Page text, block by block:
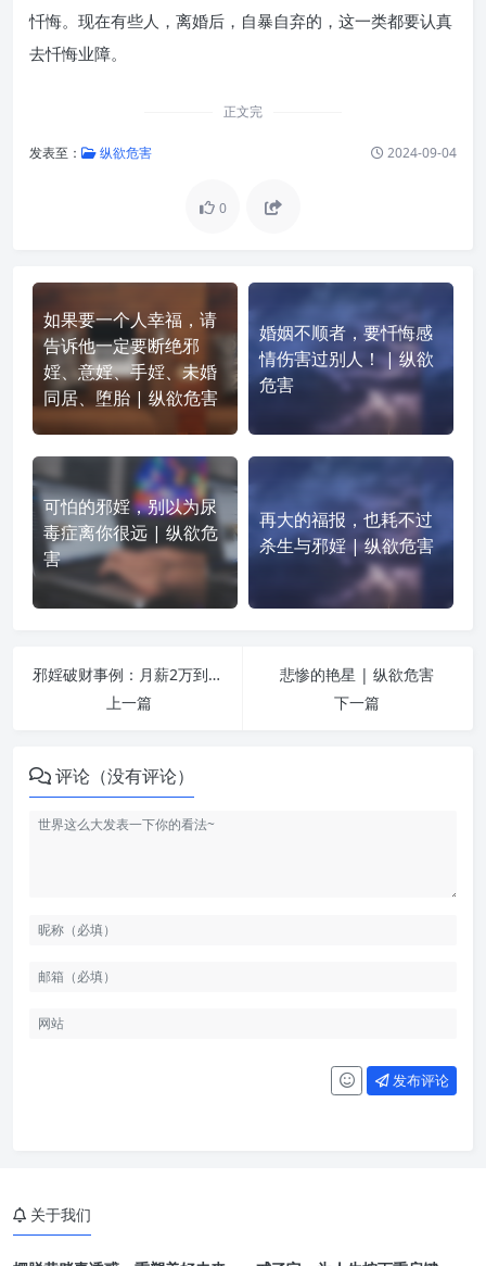
忏悔。现在有些人，离婚后，自暴自弃的，这一类都要认真
去忏悔业障。
正文完
发表至： 纵欲危害 2024-09-04
0
如果要一个人幸福，请
告诉他一定要断绝邪
婬、意婬、手婬、未婚
同居、堕胎 | 纵欲危害
婚姻不顺者，要忏悔感
情伤害过别人！ | 纵欲
危害
可怕的邪婬，别以为尿
毒症离你很远 | 纵欲危
害
再大的福报，也耗不过
杀生与邪婬 | 纵欲危害
邪婬破财事例：月薪2万到一千多 | 纵欲危害
上一篇
悲惨的艳星 | 纵欲危害
下一篇
评论（没有评论）
发布评论
关于我们